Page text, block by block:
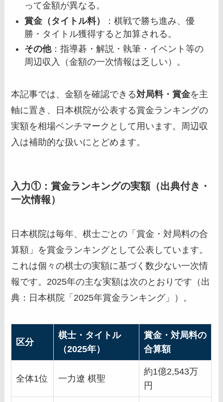
って金額が異なる。
賞金（タイトル料）
：棋戦で勝ち進み、優
勝・タイトル獲得すると加算される。
その他：指導碁・解説・執筆・イベント等の
周辺収入（金額の一次情報は乏しい）。
本記事では、金額を確認できる対局料・賞金を主
軸に置き、日本棋院が公表する賞金ランキングの
実額を相場ベンチマークとして用います。周辺収
入は補助的な扱いにとどめます。
入力①：賞金ランキングの実額（出典付き・
一次情報）
日本棋院は毎年、棋士ごとの「賞金・対局料の合
算額」を賞金ランキングとして公表しています。
これは個々の棋士の実額に基づく数少ない一次情
報です。2025年の主な実額は次のとおりです（出
典：日本棋院「2025年賞金ランキング」）。
区分
棋士・タイトル
（2025年）
賞金・対局料の
合算額
全体1位 一力遼 棋聖
約1億2,543万
円